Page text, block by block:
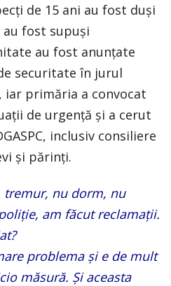
de 15 ani au fost duși
fost supuși
au fost anunțate
securitate în jurul
primăria a convocat
de urgență și a cerut
inclusiv consiliere
și părinți.
tremur, nu dorm, nu
am făcut reclamații.
problema şi e de mult
măsură. Şi aceasta